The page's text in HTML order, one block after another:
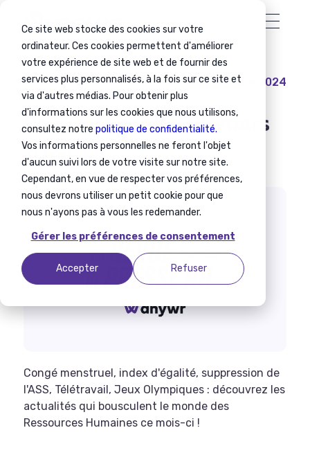
Ce site web stocke des cookies sur votre
ordinateur. Ces cookies permettent d'améliorer
votre expérience de site web et de fournir des
services plus personnalisés, à la fois sur ce site et
via d'autres médias. Pour obtenir plus
d'informations sur les cookies que nous utilisons,
consultez notre politique de confidentialité.
Vos informations personnelles ne feront l'objet
d'aucun suivi lors de votre visite sur notre site.
Cependant, en vue de respecter vos préférences,
nous devrons utiliser un petit cookie pour que
nous n'ayons pas à vous les redemander.
Gérer les préférences de consentement
Accepter Refuser
RH Revue de presse 13 mars 2024
Revue de presse RH mars
2024
Congé menstruel, index d'égalité, suppression de
l'ASS, Télétravail, Jeux Olympiques : découvrez les
actualités qui bousculent le monde des
Ressources Humaines ce mois-ci !